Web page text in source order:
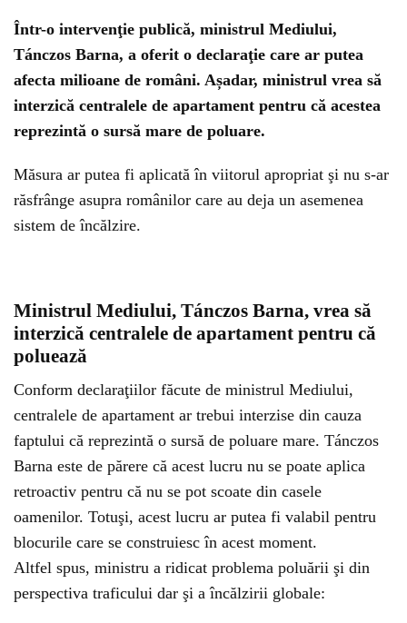
Într-o intervenţie publică, ministrul Mediului,
Tánczos Barna, a oferit o declaraţie care ar putea
afecta milioane de români. Așadar, ministrul vrea să
interzică centralele de apartament pentru că acestea
reprezintă o sursă mare de poluare.
Măsura ar putea fi aplicată în viitorul apropriat şi nu s-ar
răsfrânge asupra românilor care au deja un asemenea
sistem de încălzire.
Ministrul Mediului, Tánczos Barna, vrea să
interzică centralele de apartament pentru că
poluează
Conform declaraţiilor făcute de ministrul Mediului,
centralele de apartament ar trebui interzise din cauza
faptului că reprezintă o sursă de poluare mare. Tánczos
Barna este de părere că acest lucru nu se poate aplica
retroactiv pentru că nu se pot scoate din casele
oamenilor. Totuşi, acest lucru ar putea fi valabil pentru
blocurile care se construiesc în acest moment.
Altfel spus, ministru a ridicat problema poluării şi din
perspectiva traficului dar şi a încălzirii globale: